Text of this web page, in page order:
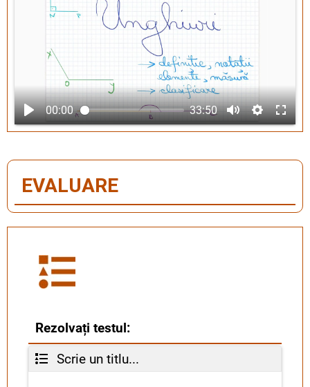
00:00 33:50
EVALUARE
Rezolvați testul:
Scrie un titlu...